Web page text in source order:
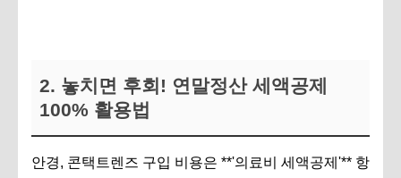
2. 놓치면 후회! 연말정산 세액공제
100% 활용법
안경, 콘택트렌즈 구입 비용은 **'의료비 세액공제'** 항